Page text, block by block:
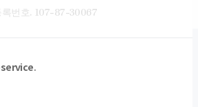
록번호. 107-87-30067
.